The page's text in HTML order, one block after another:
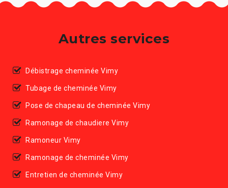
Autres services
Débistrage cheminée Vimy
Tubage de cheminée Vimy
Pose de chapeau de cheminée Vimy
Ramonage de chaudiere Vimy
Ramoneur Vimy
Ramonage de cheminée Vimy
Entretien de cheminée Vimy